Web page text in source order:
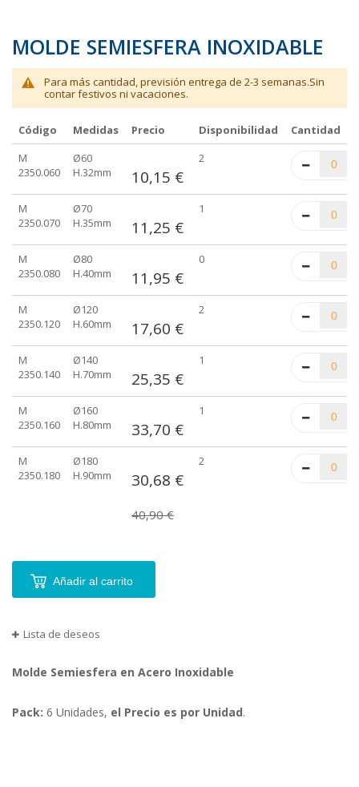
MOLDE SEMIESFERA INOXIDABLE
Para más cantidad, previsión entrega de 2-3 semanas.Sin
contar festivos ni vacaciones.
Elementos
de
agrupados
Código Medidas Precio Disponibilidad
Cantidad
M
2350.060
Ø60
H.32mm
10,15 €
2
M
2350.070
Ø70
H.35mm
11,25 €
1
M
2350.080
Ø80
H.40mm
11,95 €
0
M
2350.120
Ø120
H.60mm
17,60 €
2
M
2350.140
Ø140
H.70mm
25,35 €
1
M
2350.160
Ø160
H.80mm
33,70 €
1
M
2350.180
Ø180
H.90mm
30,68 €
40,90 €
2
Añadir al carrito
Lista de deseos
Molde Semiesfera en Acero Inoxidable
Pack: 6 Unidades, el Precio es por Unidad.